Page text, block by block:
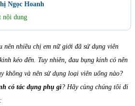
Ngọc Hoanh
nội dung
nên nhiều chị em nữ giới đã sử dụng viên
kéo đến. Tuy nhiên, đau bụng kinh có nên
không và nên sử dụng loại viên uống nào?
có tác dụng phụ gì? Hãy cùng chúng tôi đi